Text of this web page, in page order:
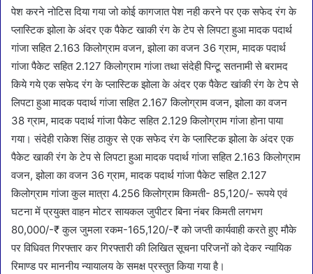
पेश करने नोटिस दिया गया जो कोई कागजात पेश नही करने पर एक सफेद रंग के
प्लास्टिक झोला के अंदर एक पैकेट खाकी रंग के टेप से लिपटा हुआ मादक पदार्थ
गांजा सहित 2.163 किलोग्राम वजन, झोला का वजन 36 ग्राम, मादक पदार्थ
गांजा पैकेट सहित 2.127 किलोग्राम गांजा तथा संदेही पिन्टू सतनामी से बरामद
किये गये एक सफेद रंग के प्लास्टिक झोला के अंदर एक पैकेट खांकी रंग के टेप से
लिपटा हुआ मादक पदार्थ गांजा सहित 2.167 किलोग्राम वजन, झोला का वजन
38 ग्राम, मादक पदार्थ गांजा पैकेट सहित 2.129 किलोग्राम गांजा होना पाया
गया। संदेही राकेश सिंह ठाकुर से एक सफेद रंग के प्लास्टिक झोला के अंदर एक
पैकेट खाकी रंग के टेप से लिपटा हुआ मादक पदार्थ गांजा सहित 2.163 किलोग्राम
वजन, झोला का वजन 36 ग्राम, मादक पदार्थ गांजा पैकेट सहित 2.127
किलोग्राम गांजा कुल मात्रा 4.256 किलोग्राम किमती- 85,120/- रूपये एवं
घटना में प्रयुक्त वाहन मोटर सायकल जुपीटर बिना नंबर किमती लगभग
80,000/-₹ कुल जुमला रकम-165,120/-₹ को जप्ती कार्यवाही करते हुए मौके
पर विधिवत गिरफ्तार कर गिरफ्तारी की लिखित सूचना परिजनों को देकर न्यायिक
रिमाण्ड पर माननीय न्यायालय के समक्ष प्रस्तुत किया गया है।